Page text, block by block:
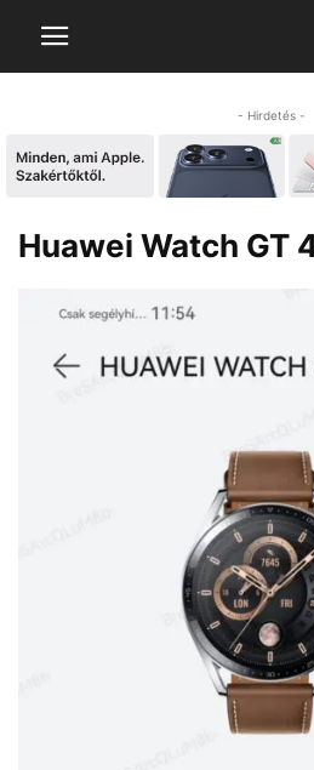
- Hirdetés -
Huawei Watch GT